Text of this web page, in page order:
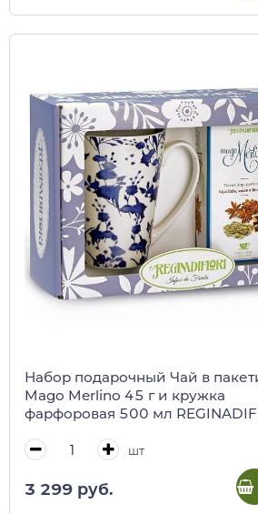
Набор подарочный Чай в
Mago Merlino 45 г и кружка
фарфоровая 500 мл
шт
3 299 руб.